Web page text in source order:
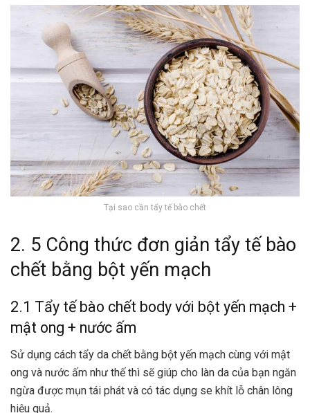
Tại sao cần tẩy tế bào chết
2. 5 Công thức đơn giản tẩy tế bào
chết bằng bột yến mạch
2.1 Tẩy tế bào chết body với bột yến mạch +
mật ong + nước ấm
Sử dụng cách tẩy da chết bằng bột yến mạch cùng với mật
ong và nước ấm như thế thì sẽ giúp cho làn da của bạn ngăn
ngừa được mụn tái phát và có tác dụng se khít lỗ chân lông
hiệu quả.